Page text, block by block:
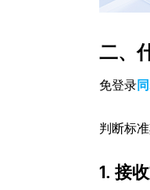
二、
免登录
判断标
1. 接